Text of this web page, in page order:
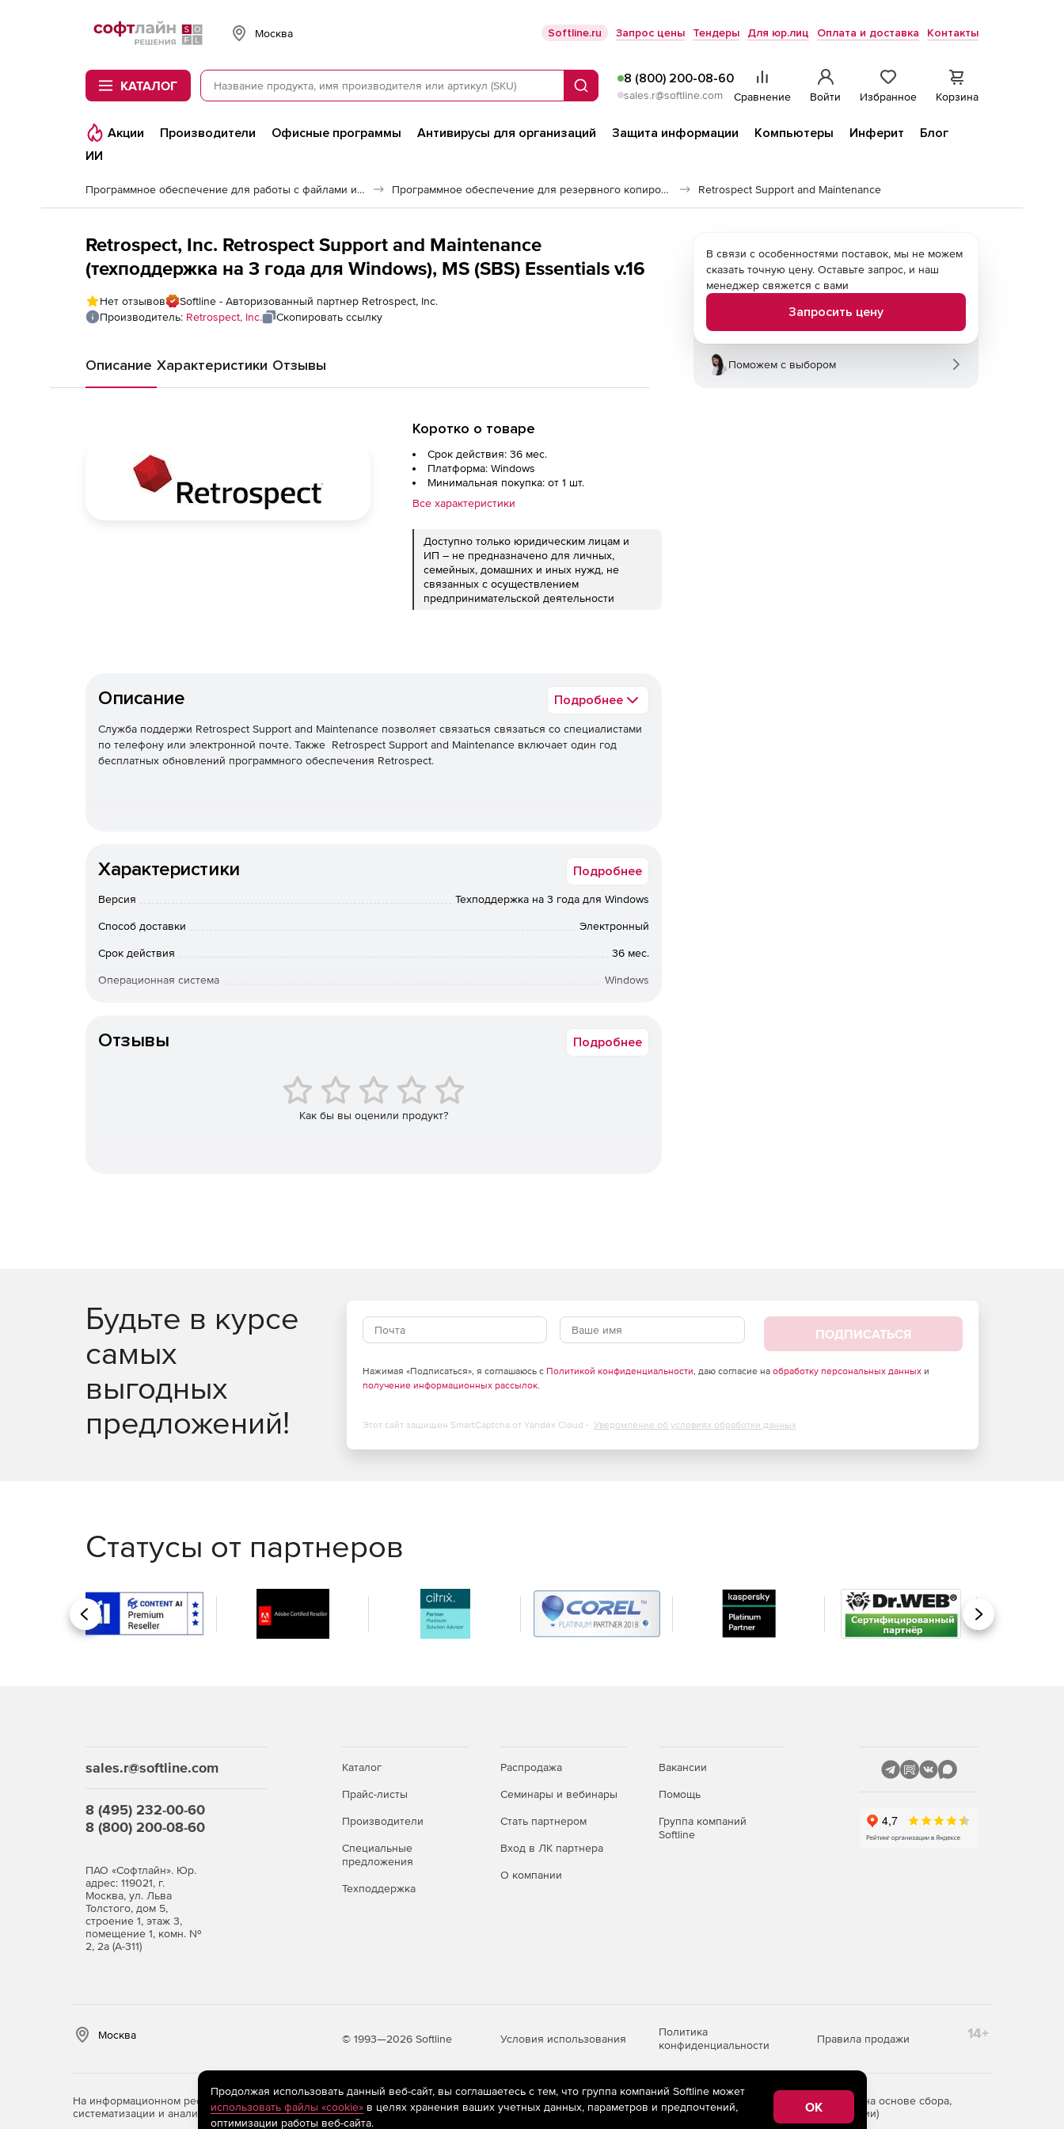
Softline
Москва Softline.ru Запрос цены Тендеры Для юр.лиц Оплата и доставка Контакты
КАТАЛОГ Поиск
8 (800) 200-08-60
sales.r@softline.com Сравнение Войти Избранное Корзина
Акции Производители Офисные программы Антивирусы для организаций Защита информации Компьютеры Инферит
Блог
ИИ
Программное обеспечение для работы с файлами и дисками Программное обеспечение для резервного копирования Retrospect Support and Maintenance
Retrospect, Inc. Retrospect Support and Maintenance
(техподдержка на 3 года для Windows), MS (SBS) Essentials v.16
Нет отзывов
Softline - Авторизованный партнер Retrospect, Inc.
Производитель: Retrospect, Inc. Скопировать ссылку
Описание Характеристики Отзывы
Коротко о товаре
Срок действия: 36 мес.
Платформа: Windows
Минимальная покупка: от 1 шт.
Все характеристики
Доступно только юридическим лицам и
ИП – не предназначено для личных,
семейных, домашних и иных нужд, не
связанных с осуществлением
предпринимательской деятельности
Описание Подробнее
Служба поддержи Retrospect Support and Maintenance позволяет связаться связаться со специалистами
по телефону или электронной почте. Также Retrospect Support and Maintenance включает один год
бесплатных обновлений программного обеспечения Retrospect.
Характеристики Подробнее
Версия Техподдержка на 3 года для Windows
Способ доставки Электронный
Срок действия 36 мес.
Операционная система Windows
Отзывы Подробнее
Как бы вы оценили продукт?
В связи с особенностями поставок, мы не можем
сказать точную цену. Оставьте запрос, и наш
менеджер свяжется с вами
Запросить цену
Поможем с выбором
Будьте в курсе
самых
выгодных
предложений!
ПОДПИСАТЬСЯ
Нажимая «Подписаться», я соглашаюсь с Политикой конфиденциальности, даю согласие на обработку персональных данныхи
получение информационных рассылок.
Этот сайт защищен SmartCaptcha от Yandex Cloud - Уведомление об условиях обработки данных
Статусы от партнеров
Назад Вперед
sales.r@softline.com
8 (495) 232-00-60
8 (800) 200-08-60
ПАО «Софтлайн». Юр.
адрес: 119021, г.
Москва, ул. Льва
Толстого, дом 5,
строение 1, этаж 3,
помещение 1, комн. №
2, 2а (А-311)
Каталог
Прайс-листы
Производители
Специальные
предложения
Техподдержка
Распродажа
Семинары и вебинары
Стать партнером
Вход в ЛК партнера
О компании
Вакансии
Помощь
Группа компаний
Softline
Москва © 1993—2026 Softline Условия использования
Политика
конфиденциальности
Правила продажи 14+
На информационном ресурсе store.softline.ru применяются рекомендательные технологии
(информационные технологии предоставления информации на основе сбора,
систематизации и анализа сведений, относящихся к предпочтениям пользователей сети «Интернет», находящихся на территории Российской Федерации)
Продолжая использовать данный веб-сайт, вы соглашаетесь с тем, что группа компаний Softline может
использовать файлы «cookie»в целях хранения ваших учетных данных, параметров и предпочтений,
оптимизации работы веб-сайта.
OK